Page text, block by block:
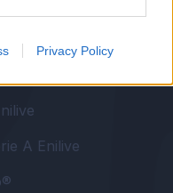
Privacy Policy
A Enilive